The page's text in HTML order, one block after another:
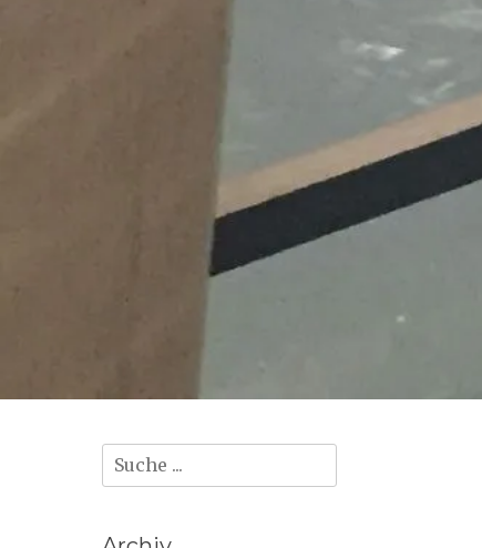
Suche
nach: